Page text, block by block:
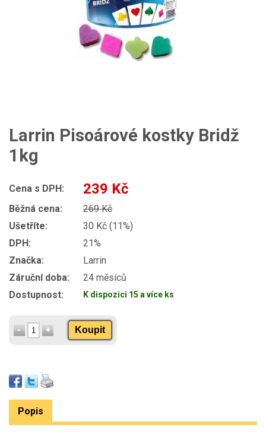
Larrin Pisoárové kostky Bridž
1kg
Cena s DPH: 239 Kč
Běžná cena:
269 Kč
Ušetříte:
30 Kč (11%)
DPH:
21%
Značka:
Larrin
Záruční doba:
24 měsíců
Dostupnost:
K dispozici 15 a více ks
Koupit
Popis